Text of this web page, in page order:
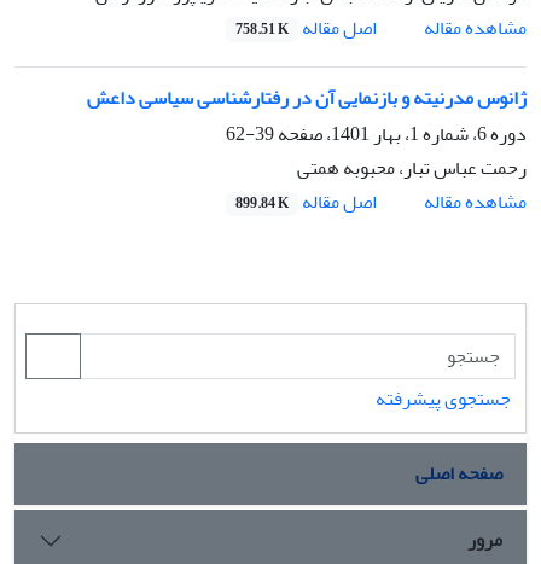
مشاهده مقاله
اصل مقاله 758.51 K
ژانوس مدرنیته و بازنمایی آن در رفتارشناسی سیاسی داعش
دوره 6، شماره 1، بهار 1401، صفحه
39-62
رحمت عباس تبار، محبوبه همتی
مشاهده مقاله
اصل مقاله 899.84 K
جستجوی پیشرفته
صفحه اصلی
مرور